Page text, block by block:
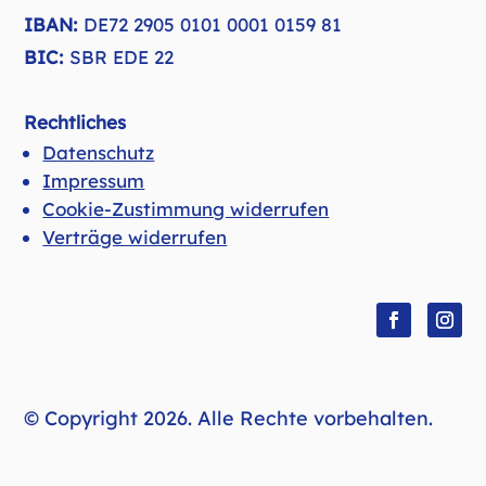
IBAN: DE72 2905 0101 0001 0159 81
BIC: SBR EDE 22
Rechtliches
Datenschutz
Impressum
Cookie-Zustimmung widerrufen
Verträge widerrufen
© Copyright 2026. Alle Rechte vorbehalten.